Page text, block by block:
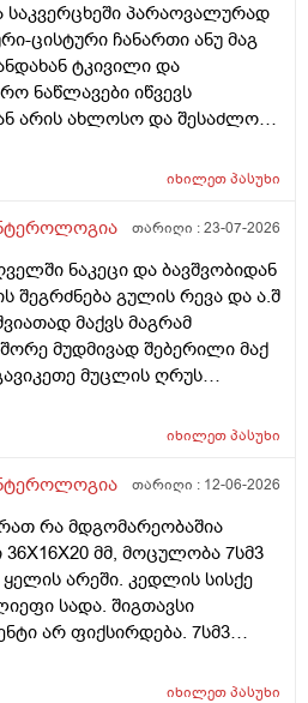
საკვერცხეში პარაოვალურად
ცისტური ჩანართი ანუ მაგ
ტკივილი და
ნაწლავები იწვევს
არის ახლოსო და შესაძლოა
მუდმივად და ნამდვილად მაგის
ან ვარჯიშით ან
არ მაქვს. მადლობა დიდი
იხილეთპასუხი
თარიღი :23-07-2026
ნაკეცი და ბავშვობიდან
შეგრძნება გულის რევა და ა.შ
მაქვს მაგრამ
მუდმივად შებერილი მაქ
მუცლის ღრუს
გამოჩნდა მაგრამ მუცლის ხან
სტრესის
და ნაზლავების რაიმე
ეხოსკოპიაზე ხომ
დიდი
იხილეთპასუხი
თარიღი : 12-06-2026
რა მდგომარეობაშია
მმ, მოცულობა 7სმ3
არეში. კედლის სისქე
სადა. შიგთავსი
არ ფიქსირდება. 7სმ3
ხომ არარის? 11 წლის
იხილეთპასუხი